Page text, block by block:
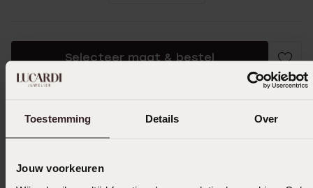
Toestemming Details Over
Jouw voorkeuren
Selecteer maat & bestel